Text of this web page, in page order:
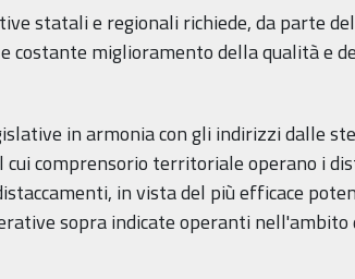
statali e regionali richiede, da parte
costante miglioramento della qualità e
in armonia con gli indirizzi dalle
comprensorio territoriale operano i
in vista del più efficace
sopra indicate operanti